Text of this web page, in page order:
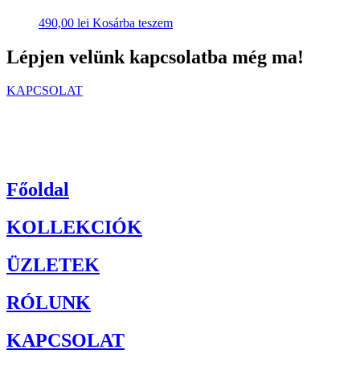
490,00 lei Kosárba teszem
Lépjen velünk kapcsolatba még ma!
KAPCSOLAT
Főoldal
KOLLEKCIÓK
ÜZLETEK
RÓLUNK
KAPCSOLAT